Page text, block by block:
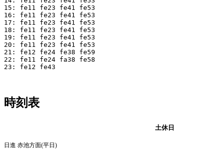
15: fe11 fe23 fe41 fe53
16: fe11 fe23 fe41 fe53
17: fe11 fe23 fe41 fe53
18: fe11 fe23 fe41 fe53
19: fe11 fe23 fe41 fe53
20: fe11 fe23 fe41 fe53
21: fe12 fe24 fe38 fe59
22: fe11 fe24 fa38 fe58
23: fe12 fe43
時刻表
土休日
日進 赤池方面(平日)